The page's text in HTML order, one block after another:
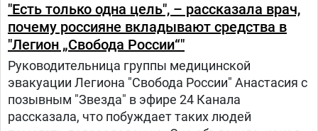
"Есть только одна цель", – рассказала врач,
почему россияне вкладывают средства в
"Легион „Свобода России“"
Руководительница группы медицинской
эвакуации Легиона "Свобода России" Анастасия с
позывным "Звезда" в эфире 24 Канала
рассказала, что побуждает таких людей